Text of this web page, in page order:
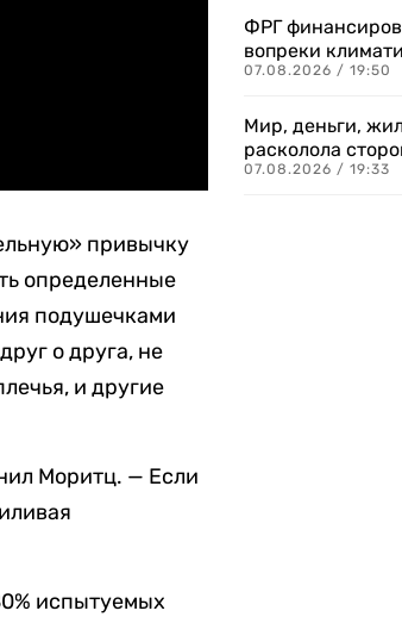
привычку
определенные
подушечками
о друга, не
и другие
Моритц. — Если
испытуемых
ФРГ
вопреки
07.08.2026 / 19:50
Мир, деньги,
расколола
07.08.2026 / 19:33